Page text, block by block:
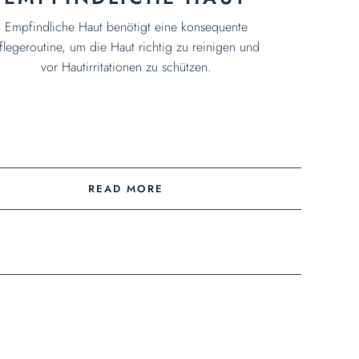
Empfindliche Haut benötigt eine konsequente
um die Haut richtig zu reinigen und
vor Hautirritationen zu schützen.
READ MORE